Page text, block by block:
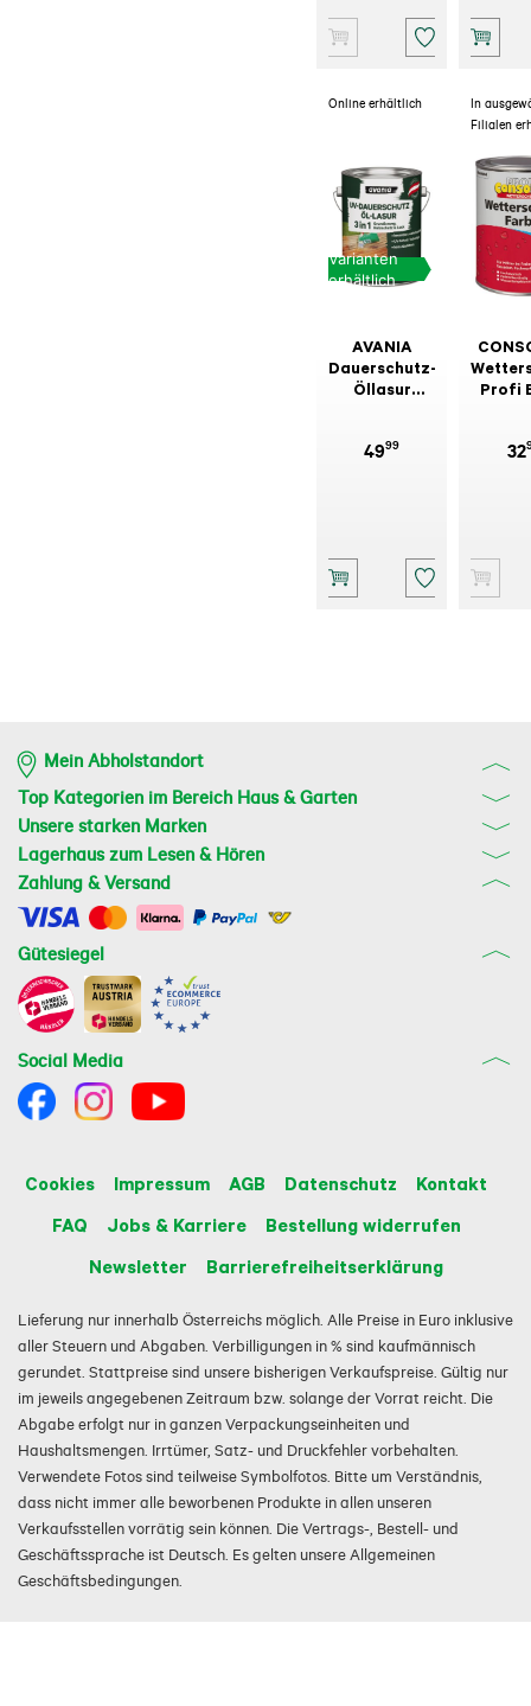
Online erhältlich
Varianten
erhältlich
AVANIA
Dauerschutz-
Öllasur
4999
In
Filialen
Profi
32
Mein Abholstandort
Top Kategorien im Bereich Haus & Garten
Unsere starken Marken
Lagerhaus zum Lesen & Hören
Zahlung & Versand
Gütesiegel
Social Media
Cookies Impressum AGB Datenschutz
Kontakt
FAQ
Jobs & Karriere
Bestellung widerrufen
Newsletter
Barrierefreiheitserklärung
Lieferung nur innerhalb Österreichs möglich. Alle Preise in Euro inklusive
aller Steuern und Abgaben. Verbilligungen in % sind kaufmännisch
gerundet. Stattpreise sind unsere bisherigen Verkaufspreise. Gültig nur
im jeweils angegebenen Zeitraum bzw. solange der Vorrat reicht. Die
Abgabe erfolgt nur in ganzen Verpackungseinheiten und
Haushaltsmengen. Irrtümer, Satz- und Druckfehler vorbehalten.
Verwendete Fotos sind teilweise Symbolfotos. Bitte um Verständnis,
dass nicht immer alle beworbenen Produkte in allen unseren
Verkaufsstellen vorrätig sein können. Die Vertrags-, Bestell- und
Geschäftssprache ist Deutsch. Es gelten unsere Allgemeinen
Geschäftsbedingungen.